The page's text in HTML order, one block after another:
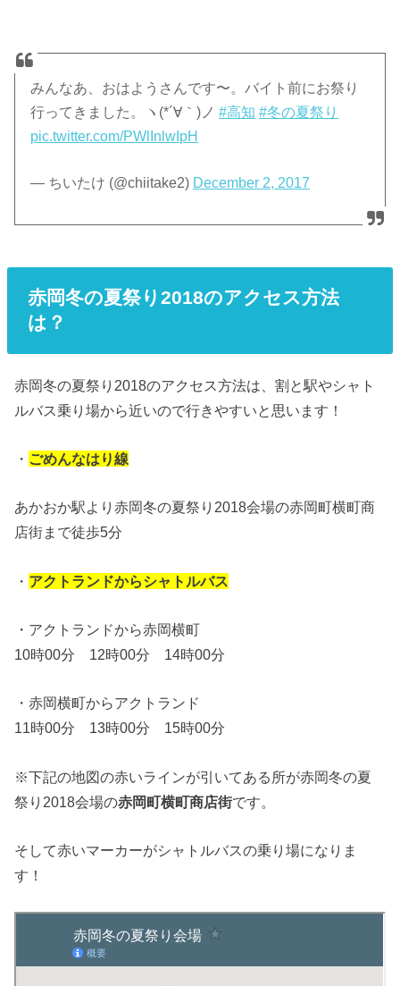
みんなあ、おはようさんです〜。バイト前にお祭り
行ってきました。ヽ(*´∀｀)ノ#高知 #冬の夏祭り
pic.twitter.com/PWlInlwIpH
— ちいたけ (@chiitake2) December 2, 2017
赤岡冬の夏祭り2018のアクセス方法
は？
赤岡冬の夏祭り2018のアクセス方法は、割と駅やシャト
ルバス乗り場から近いので行きやすいと思います！
・ ごめんなはり線
あかおか駅より赤岡冬の夏祭り2018会場の赤岡町横町商
店街まで徒歩5分
・ アクトランドからシャトルバス
・アクトランドから赤岡横町
10時00分 12時00分 14時00分
・赤岡横町からアクトランド
11時00分 13時00分 15時00分
※下記の地図の赤いラインが引いてある所が赤岡冬の夏
祭り2018会場の赤岡町横町商店街です。
そして赤いマーカーがシャトルバスの乗り場になりま
す！